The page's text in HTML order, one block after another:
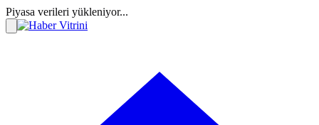
Piyasa verileri yükleniyor...